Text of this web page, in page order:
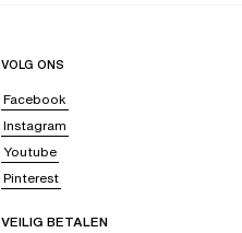
VOLG ONS
Facebook
Instagram
Youtube
Pinterest
VEILIG BETALEN